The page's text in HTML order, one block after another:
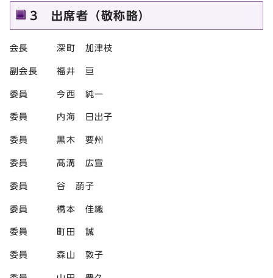
3 出席者（敬称略）
会長 深町 加津枝
副会長 福井 亘
委員 今西 純一
委員 内海 日出子
委員 黒木 要州
委員 髙溝 広宣
委員 谷 萠子
委員 橋本 佳織
委員 町田 誠
委員 森山 敦子